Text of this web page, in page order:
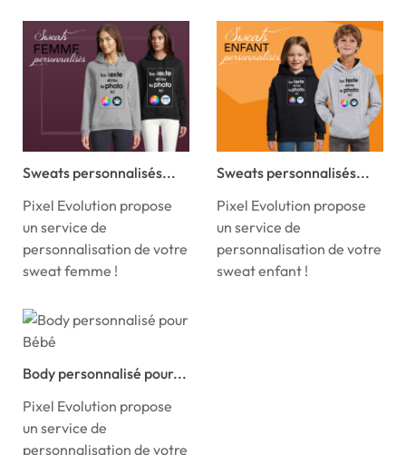
Sweats personnalisés...
Pixel Evolution propose
un service de
personnalisation de votre
sweat femme !
Sweats personnalisés...
Pixel Evolution propose
un service de
personnalisation de votre
sweat enfant !
Body personnalisé pour...
Pixel Evolution propose
un service de
personnalisation de votre